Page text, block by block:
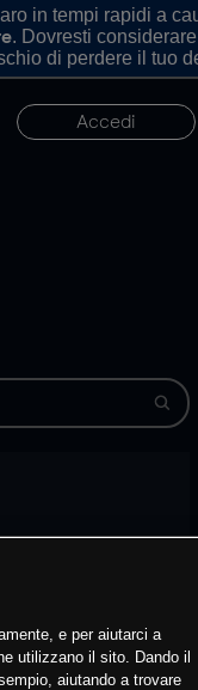
in tempi rapidi a
. Dovresti
di perdere il tuo
Accedi
e per aiutarci a
utilizzano il sito. Dando il
aiutando a trovare